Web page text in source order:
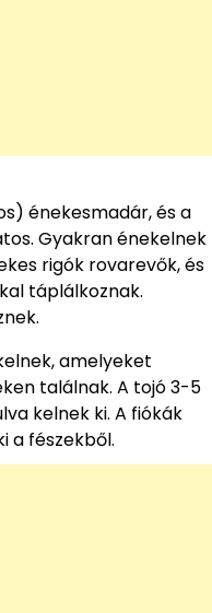
énekesmadár, és a
Gyakran énekelnek
rigók rovarevők, és
táplálkoznak.
amelyeket
találnak. A tojó 3-5
kelnek ki. A fiókák
a fészekből.